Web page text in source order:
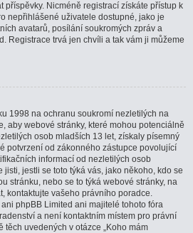
příspěvky. Nicméně registrací získáte přístup k
nepřihlášené uživatele dostupné, jako je
avatarů, posílání soukromých zpráv a
Registrace trvá jen chvíli a tak vám ji můžeme
1998 na ochranu soukromí nezletilých na
aby webové stránky, které mohou potenciálně
osob mladších 13 let, získaly písemný
potvrzení od zákonného zástupce povolující
informací od nezletilých osob
jestli se toto týká vás, jako někoho, kdo se
stránku, nebo se to týká webové stránky, na
kontaktujte vašeho právního poradce.
phpBB Limited ani majitelé tohoto fóra
a není kontaktním místem pro právní
uvedených v otázce „Koho mám